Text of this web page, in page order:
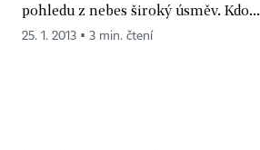
pohledu z nebes široký úsměv. Kdo...
25. 1. 2013 ▪ 3 min. čtení